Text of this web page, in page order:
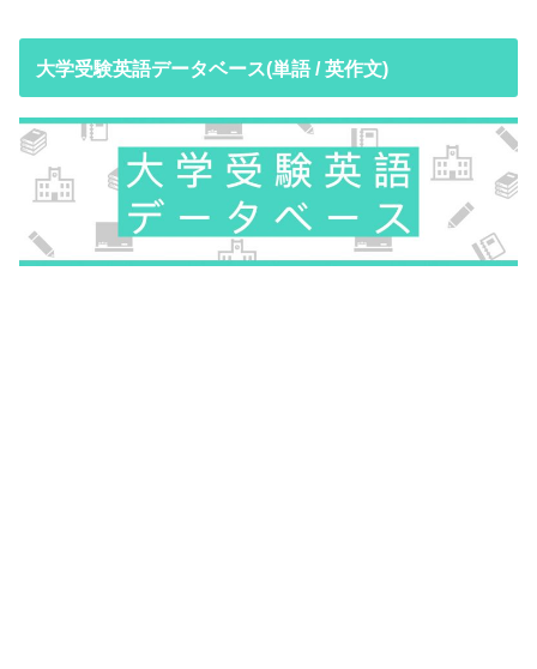
大学受験英語データベース(単語 / 英作文)